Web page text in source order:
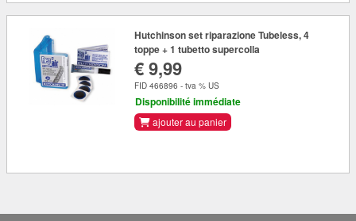
Hutchinson set riparazione Tubeless, 4
toppe + 1 tubetto supercolla
€ 9,99
FID 466896 - tva % US
Disponibilité immédiate
ajouter au panier